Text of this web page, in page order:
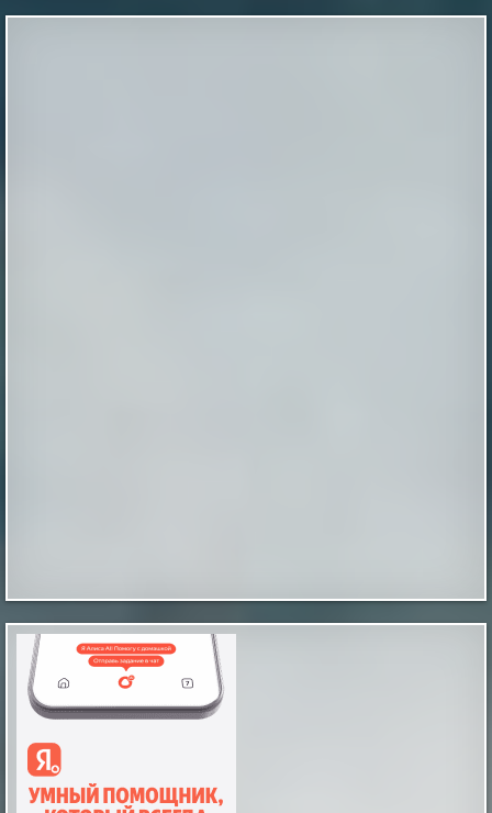
Как выглядел мужчина, живший в
Иерихоне 9 тысяч лет назад
Так называемый «иерихонский череп» был найден
британским археологом Кэтлин Кэньон в 1953 году
во время раскопок на территории города Иерихон
Иордания). Упоминаемый в
Библии Иерихон считается одним из самых древних
поселений в мире, по оценкам археологов, люди
непрерывно живут в этих местах на уж...